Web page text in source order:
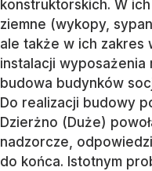
konstruktorskich. W
ziemne (wykopy,
ale także w ich zakres
instalacji wyposażenia
budowa budynków
Do realizacji budowy
Dzierżno (Duże)
nadzorcze,
do końca. Istotnym